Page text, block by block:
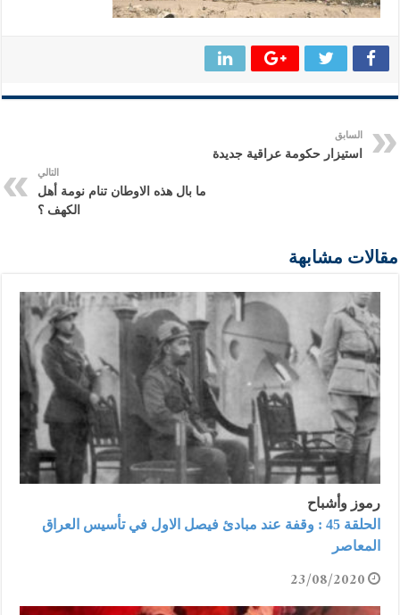
السابق
استيزار حكومة عراقية جديدة
التالي
ما بال هذه الاوطان تنام نومة أهل
الكهف ؟
مقالات مشابهة
رموز وأشباح
الحلقة 45 : وقفة عند مبادئ فيصل الاول في تأسيس العراق
المعاصر
23/08/2020